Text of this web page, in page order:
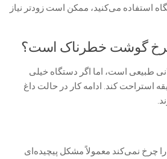
استفاده می‌کنید، ممکن است زودتر نیاز
گوشت خطرناک است؟
طبیعی است، اما اگر دستگاه خیلی
استراحت کند. ادامه کار در حالت داغ
نمی‌کند معمولاً مشکل پیچیده‌ای